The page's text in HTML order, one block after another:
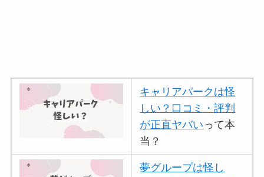
キャリアパークは怪
しい？口コミ・評判
が正直ヤバいって本
当？
夢グループは怪し